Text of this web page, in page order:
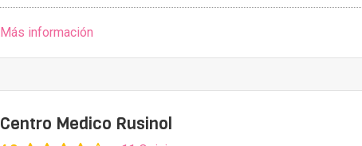
Más información
Centro Medico Rusinol